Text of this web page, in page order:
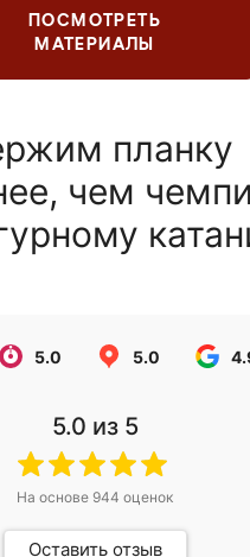
ПОСМОТРЕТЬ
МАТЕРИАЛЫ
планку
чем
5.0 5.0
5.0 из 5
На основе 944 оценок
Оставить отзыв